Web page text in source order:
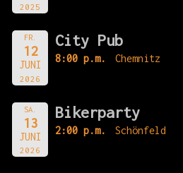
2025
FR.
12
JUNI
2026
City Pub
8:00 p.m. Chemnitz
SA.
13
JUNI
2026
Bikerparty
2:00 p.m. Schönfeld